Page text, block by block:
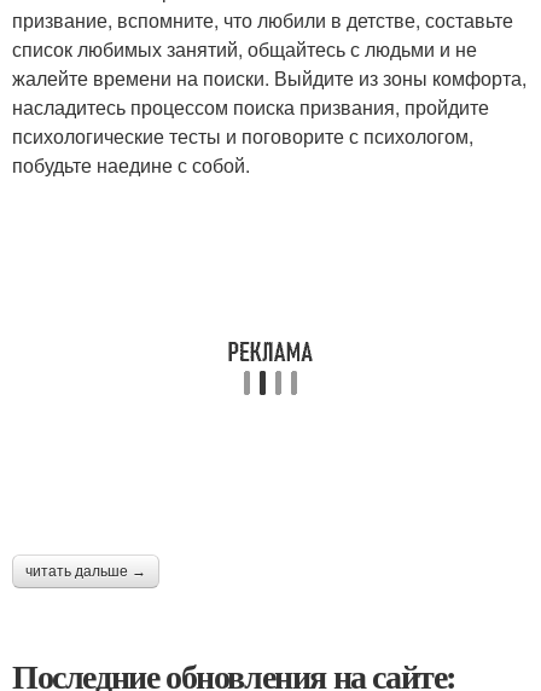
призвание, вспомните, что любили в детстве, составьте
список любимых занятий, общайтесь с людьми и не
жалейте времени на поиски. Выйдите из зоны комфорта,
насладитесь процессом поиска призвания, пройдите
психологические тесты и поговорите с психологом,
побудьте наедине с собой.
читать дальше →
Последние обновления на сайте: